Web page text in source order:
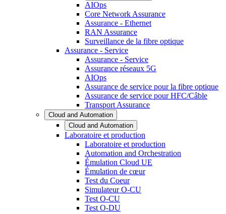
AIOps
Core Network Assurance
Assurance - Ethernet
RAN Assurance
Surveillance de la fibre optique
Assurance - Service
Assurance - Service
Assurance réseaux 5G
AIOps
Assurance de service pour la fibre optique
Assurance de service pour HFC/Câble
Transport Assurance
Cloud and Automation
Cloud and Automation
Laboratoire et production
Laboratoire et production
Automation and Orchestration
Émulation Cloud UE
Émulation de cœur
Test du Coeur
Simulateur O-CU
Test O-CU
Test O-DU